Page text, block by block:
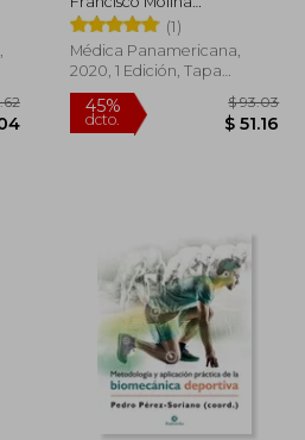
(Incluye Version
Digital)
Rueda,María Carratalá
Tejada
(1)
Médica Panamericana,
2020, 1 Edición, Tapa
Blanda, Nuevo